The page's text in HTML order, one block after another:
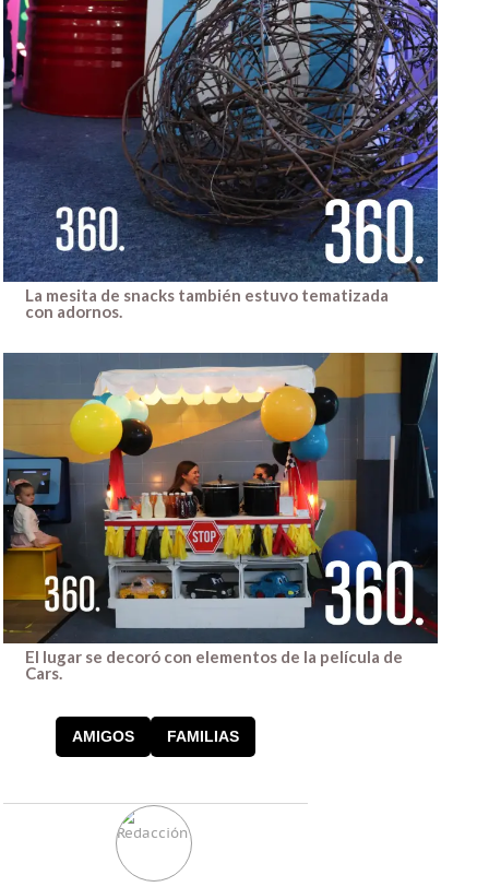
La mesita de snacks también estuvo tematizada
con adornos.
El lugar se decoró con elementos de la película de
Cars.
AMIGOS FAMILIAS